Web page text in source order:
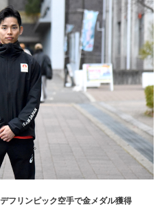
フリンピック空手で金メダル獲得